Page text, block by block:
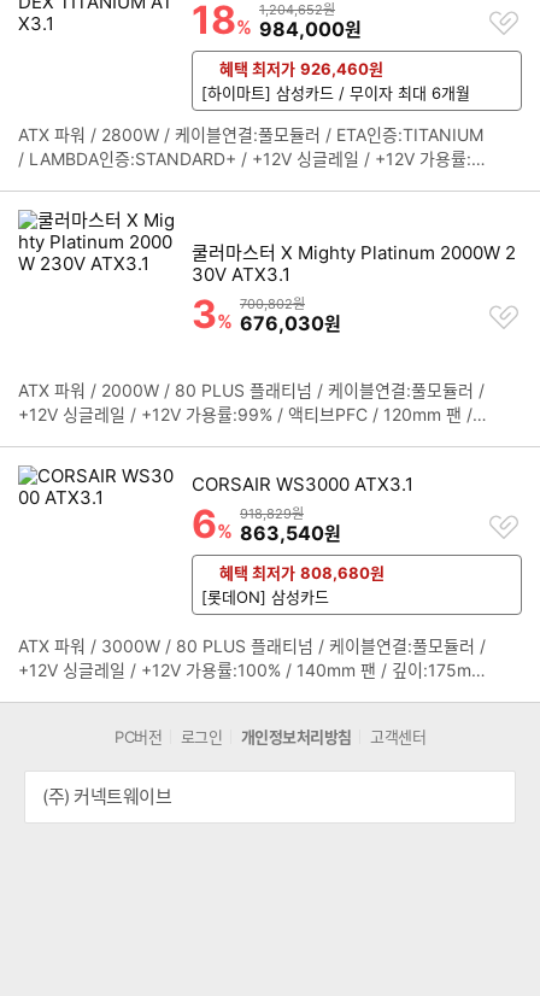
할인률
18%
상품금액
1,204,652원
할인금액
984,000원
찜
하
기
혜택 최저가 926,460원
[하이마트] 삼성카드 / 무이자 최대 6개월
ATX 파워 / 2800W / 케이블연결:풀모듈러 / ETA인증:TITANIUM
/ LAMBDA인증:STANDARD+ / +12V 싱글레일 / +12V 가용률:9
원:24핀(20+4) / 보조전원:(4+4)핀x2 / PCIe 16핀(12+4):12V2
x6 4개 / PCIe 8핀(6+2):6개 / SATA:16개 / IDE 4핀:4개 / [부가
기능]
펼
쿨러마스터 X Mighty Platinum 2000W 2
30V ATX3.1
할인률
3%
상품금액
700,802원
할인금액
676,030원
찜
하
ATX 파워 / 2000W / 80 PLUS 플래티넘 / 케이블연결:풀모듈러 /
+12V 싱글레일 / +12V 가용률:99% / 액티브PFC / 120mm 팬 /
조전원:8핀x1, (4+4)핀x1 / PCIe 16핀(12+4):12V2x6 2개 / PCI
e 8핀(6+2):4개 / SATA:12개 / IDE 4핀:4개 / [부가기능]
펼
CORSAIR WS3000 ATX3.1
할인률
6%
상품금액
918,829원
할인금액
863,540원
찜
하
기
혜택 최저가 808,680원
[롯데ON] 삼성카드
ATX 파워 / 3000W / 80 PLUS 플래티넘 / 케이블연결:풀모듈러 /
+12V 싱글레일 / +12V 가용률:100% / 140mm 팬 / 깊이:175mm
/ IDE 4핀:6개
펼
PC버전 로그인 개인정보처리방침 고객센터
(주) 커넥트웨이브